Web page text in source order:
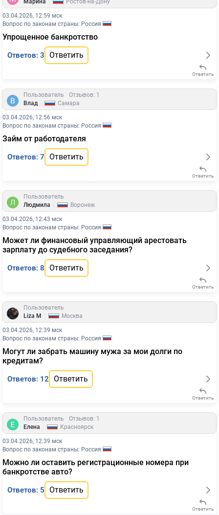
Марина Ростов-на-Дону
03.04.2026, 12:59 мск
Вопрос по законам страны: Россия
Упрощенное банкротство
Ответов: 3 Ответить
Ответить
Пользователь
Отзывов: 1
Влад
Самара
03.04.2026, 12:56 мск
Вопрос по законам страны: Россия
Займ от работодателя
Ответов: 7 Ответить
Ответить
Пользователь
Людмила
Воронеж
03.04.2026, 12:43 мск
Вопрос по законам страны: Россия
Может ли финансовый управляющий арестовать
зарплату до судебного заседания?
Ответов: 8 Ответить
Ответить
Пользователь
Liza M
Москва
03.04.2026, 12:39 мск
Вопрос по законам страны: Россия
Могут ли забрать машину мужа за мои долги по
кредитам?
Ответов: 12 Ответить
Ответить
Пользователь
Отзывов: 1
Елена
Красноярск
03.04.2026, 12:39 мск
Вопрос по законам страны: Россия
Можно ли оставить регистрационные номера при
банкротстве авто?
Ответов: 5 Ответить
Ответить